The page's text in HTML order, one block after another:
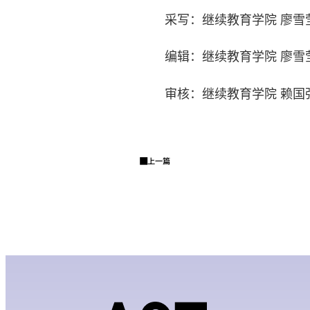
采写：继续教育学院 廖雪
编辑： 继续教育学院 廖雪
审核：继续教育学院 赖国
上一篇